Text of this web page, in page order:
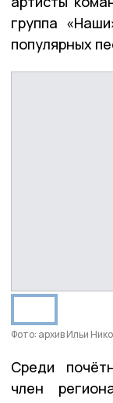
группа
популярных
Фото: архив Ильи
Среди
член